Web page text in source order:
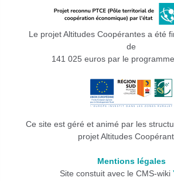
Le projet Altitudes Coopérantes a été
de
141 025 euros par le
Ce site est géré et animé par les
projet Altitudes
Mentions légales
Site constuit avec le CMS-wiki